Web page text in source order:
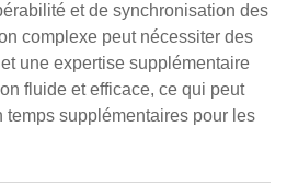
et de synchronisation des
complexe peut nécessiter des
une expertise supplémentaire
fluide et efficace, ce qui peut
temps supplémentaires pour les